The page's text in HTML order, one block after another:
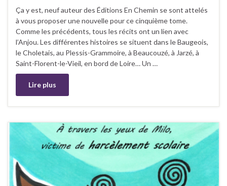
Ça y est, neuf auteur des Éditions En Chemin se sont attelés
à vous proposer une nouvelle pour ce cinquième tome.
Comme les précédents, tous les récits ont un lien avec
l’Anjou. Les différentes histoires se situent dans le Baugeois,
le Choletais, au Plessis-Grammoire, à Beaucouzé, à Jarzé, à
Saint-Florent-le-Vieil, en bord de Loire… Un …
Lire plus